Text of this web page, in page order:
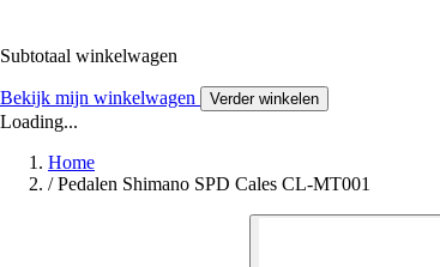
Subtotaal winkelwagen
Bekijk mijn winkelwagen Verder winkelen
Loading...
Home
/ Pedalen Shimano SPD Cales CL-MT001